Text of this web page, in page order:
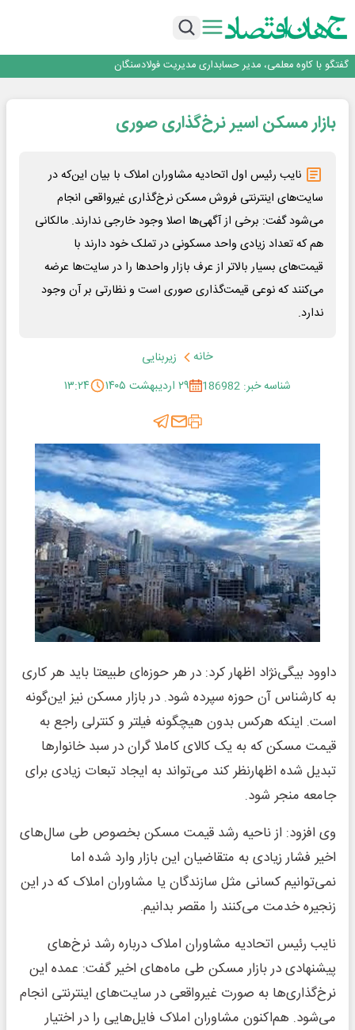
فولاد مبارکه اصفهان
تجدیدپذیر با حضور استاندار اصفهان
گفتگو با کاوه معلمی، مدیر حسابداری مدیریت فولادسنگان
راهی که فولاد مبارکه پس از جنگ در پیش گرفت
فولاد مبارکه اصفهان
افتتاح بزرگ‌ترین و مجهزترین آموزشگاه فنی وحرفه ای آزاد تخصصی انرژی‌های نو و
بازار مسکن اسیر نرخ‌گذاری صوری
نایب رئیس اول اتحادیه مشاوران املاک با بیان این‌که در
سایت‌های اینترنتی فروش مسکن نرخ‌گذاری غیرواقعی انجام
می‌شود گفت: برخی از آگهی‌ها اصلا وجود خارجی ندارند. مالکانی
هم که تعداد زیادی واحد مسکونی در تملک خود دارند با
قیمت‌های بسیار بالاتر از عرف بازار واحدها را در سایت‌ها عرضه
می‌کنند که نوعی قیمت‌گذاری صوری است و نظارتی بر آن وجود
ندارد.
خانه
زیربنایی
شناسه خبر: 186982
۲۹ اردیبهشت ۱۴۰۵ ۱۳:۲۴
داوود بیگی‌نژاد اظهار کرد: در هر حوزه‌ای طبیعتا باید هر کاری
به کارشناس آن حوزه سپرده شود. در بازار مسکن نیز این‌گونه
است. اینکه هرکس بدون هیچگونه فیلتر و کنترلی راجع به
قیمت مسکن که به یک کالای کاملا گران در سبد خانوارها
تبدیل شده اظهارنظر کند می‌تواند به ایجاد تبعات زیادی برای
جامعه منجر شود.
وی افزود: از ناحیه رشد قیمت مسکن بخصوص طی سال‌های
اخیر فشار زیادی به متقاضیان این بازار وارد شده اما
نمی‌توانیم کسانی مثل سازندگان یا مشاوران املاک که در این
زنجیره خدمت می‌کنند را مقصر بدانیم.
نایب رئیس اتحادیه مشاوران املاک درباره رشد نرخ‌های
پیشنهادی در بازار مسکن طی ماه‌های اخیر گفت: عمده این
نرخ‌گذاری‌ها به صورت غیرواقعی در سایت‌های اینترنتی انجام
می‌شود. هم‌اکنون مشاوران املاک فایل‌هایی را در اختیار